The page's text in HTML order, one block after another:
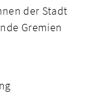
der Stadt
Gremien